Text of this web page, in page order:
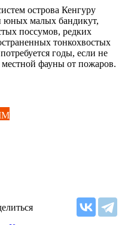
острова Кенгуру
юных малых бандикут,
поссумов, редких
тонкохвостых
годы, если не
местной фауны от пожаров.